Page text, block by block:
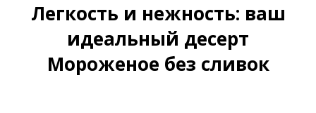
Легкость и нежность: ваш
идеальный десерт
Мороженое без сливок